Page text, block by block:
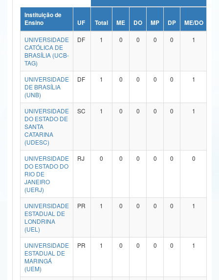
Ministério da Ciência, Tecnologia, Inovações e Comunicações
Ministério do Meio Ambiente
Ministério do Turismo
Ministério do Desenvolvimento Regional
Controladoria-Geral da União
Ministério da Mulher, da Família e dos Direitos Humanos
Secretaria-Geral
Secretaria de Governo
Gabinete de Segurança Institucional
Advocacia-Geral da União
Banco Central do Brasil
Instituição de
Ensino
UF Total ME DO MP DP ME/DO
UNIVERSIDADE
CATÓLICA DE
BRASÍLIA (UCB-
TAG)
DF 1 0 0 0 0 1
UNIVERSIDADE
DE BRASÍLIA
(UNB)
DF 1 0 0 0 0 1
UNIVERSIDADE
DO ESTADO DE
SANTA
CATARINA
(UDESC)
SC 1 0 0 0 0 1
UNIVERSIDADE
DO ESTADO DO
RIO DE
JANEIRO
(UERJ)
RJ 0 0 0 0 0 0
UNIVERSIDADE
ESTADUAL DE
LONDRINA
(UEL)
PR 1 0 0 0 0 1
UNIVERSIDADE
ESTADUAL DE
MARINGÁ
(UEM)
PR 1 0 0 0 0 1